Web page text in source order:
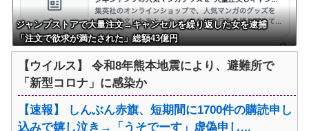
ジャンプストアで大量注文→キャンセルを繰り返した女を逮捕
「注文で欲求が満たされた」総額43億円
【ウイルス】 令和8年熊本地震により、避難所で
「新型コロナ」に感染か
【速報】 しんぶん赤旗、短期間に1700件の購読申し
込みで嬉し泣き→「うそでーす」虚偽申し...